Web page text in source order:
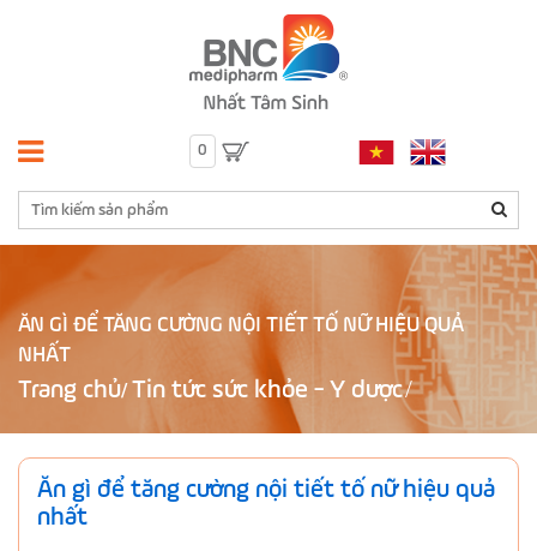
0
ĂN GÌ ĐỂ TĂNG CƯỜNG NỘI TIẾT TỐ NỮ HIỆU QUẢ
NHẤT
Trang chủ/ Tin tức sức khỏe - Y dược
Ăn gì để tăng cường nội tiết tố nữ hiệu quả
nhất